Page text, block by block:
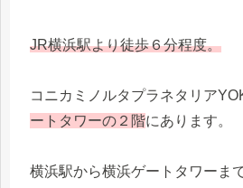
JR横浜駅より徒歩６分程度。
コニカミノルタプラネタリア
ートタワーの２階にあります。
横浜駅から横浜ゲートタワーま